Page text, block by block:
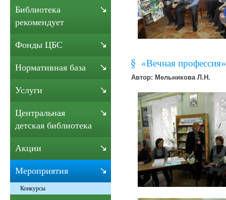
«Вечная
Автор: Мельникова Л.Н.
Библиотека
рекомендует
Фонды ЦБС
Нормативная база
Услуги
Центральная
детская библиотека
Акции
Мероприятия
Конкурсы